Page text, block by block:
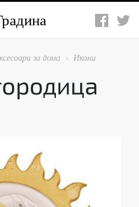
за дома  Икони